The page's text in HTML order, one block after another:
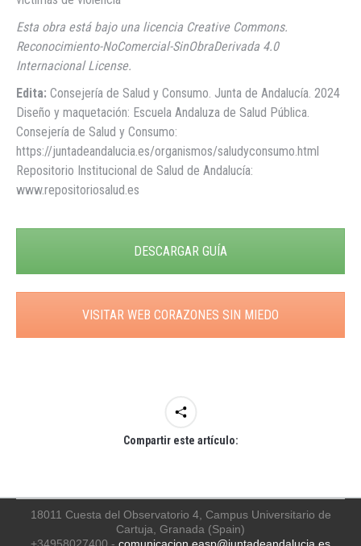
Esta obra está bajo una licencia Creative Commons.
Reconocimiento-NoComercial-SinObraDerivada 4.0
Internacional License.
Edita: Consejería de Salud y Consumo. Junta de Andalucía. 2024
Diseño y maquetación: Escuela Andaluza de Salud Pública.
Consejería de Salud y Consumo:
https://juntadeandalucia.es/organismos/saludyconsumo.html
Repositorio Institucional de Salud de Andalucía:
www.repositoriosalud.es
DESCARGAR GUÍA
VISITAR WEB CORAZONES SIN MIEDO
Compartir este artículo:
18011 Cuesta del Observatorio 4, Campus Universitario de
Cartuja, Granada (Spain)